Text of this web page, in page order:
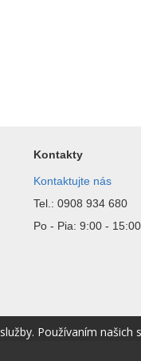
Kontakty
Kontaktujte nás
Tel.: 0908 934 680
Po - Pia: 9:00 - 15:00
Používaním